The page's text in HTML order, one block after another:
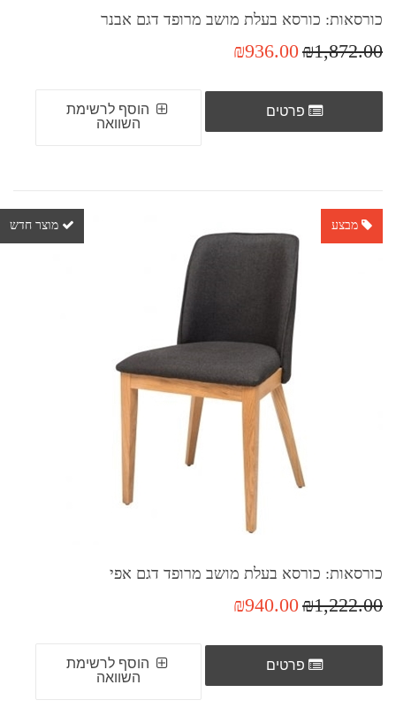
כורסאות: כורסא בעלת מושב מרופד דגם אבנר
₪1,872.00
₪936.00
פרטים
הוסף לרשימת
השוואה
מוצר חדש מבצע
כורסאות: כורסא בעלת מושב מרופד דגם אפי
₪1,222.00
₪940.00
פרטים
הוסף לרשימת
השוואה